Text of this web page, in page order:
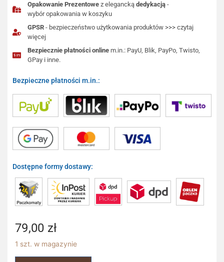
Opakowanie Prezentowe z eleganckądedykacją -
wybór opakowania w koszyku
GPSR - bezpieczeństwo użytkowania produktów >>> czytaj
więcej
Bezpiecznie płatności online m.in.: PayU, Blik, PayPo, Twisto,
GPay i inne.
Bezpieczne płatności m.in.:
Dostępne formy dostawy:
79,00 zł
1 szt. w magazynie